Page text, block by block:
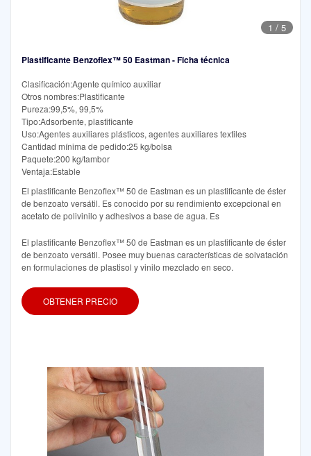
1 / 5
Plastificante Benzoflex™ 50 Eastman - Ficha técnica
Clasificación:Agente químico auxiliar
Otros nombres:Plastificante
Pureza:99,5%, 99,5%
Tipo:Adsorbente, plastificante
Uso:Agentes auxiliares plásticos, agentes auxiliares textiles
Cantidad mínima de pedido:25 kg/bolsa
Paquete:200 kg/tambor
Ventaja:Estable
El plastificante Benzoflex™ 50 de Eastman es un plastificante de éster
de benzoato versátil. Es conocido por su rendimiento excepcional en
acetato de polivinilo y adhesivos a base de agua. Es
El plastificante Benzoflex™ 50 de Eastman es un plastificante de éster
de benzoato versátil. Posee muy buenas características de solvatación
en formulaciones de plastisol y vinilo mezclado en seco.
OBTENER PRECIO